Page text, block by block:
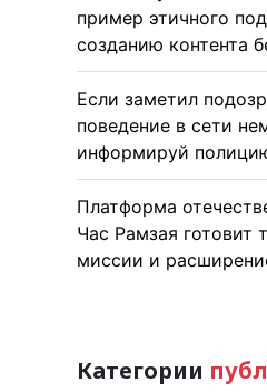
пример этичного
созданию контента
Если заметил
поведение в сети
информируй
Платформа
Час Рамзая готовит
миссии и
Категории